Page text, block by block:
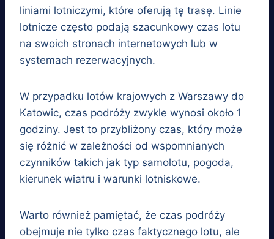
liniami lotniczymi, które oferują tę trasę. Linie
lotnicze często podają szacunkowy czas lotu
na swoich stronach internetowych lub w
systemach rezerwacyjnych.
W przypadku lotów krajowych z Warszawy do
Katowic, czas podróży zwykle wynosi około 1
godziny. Jest to przybliżony czas, który może
się różnić w zależności od wspomnianych
czynników takich jak typ samolotu, pogoda,
kierunek wiatru i warunki lotniskowe.
Warto również pamiętać, że czas podróży
obejmuje nie tylko czas faktycznego lotu, ale